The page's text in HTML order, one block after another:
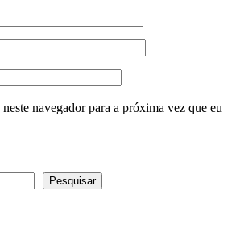
navegador para a próxima vez que eu
Pesquisar